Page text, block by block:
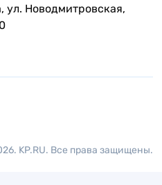
ул. Новодмитровская,
KP.RU. Все права защищены.